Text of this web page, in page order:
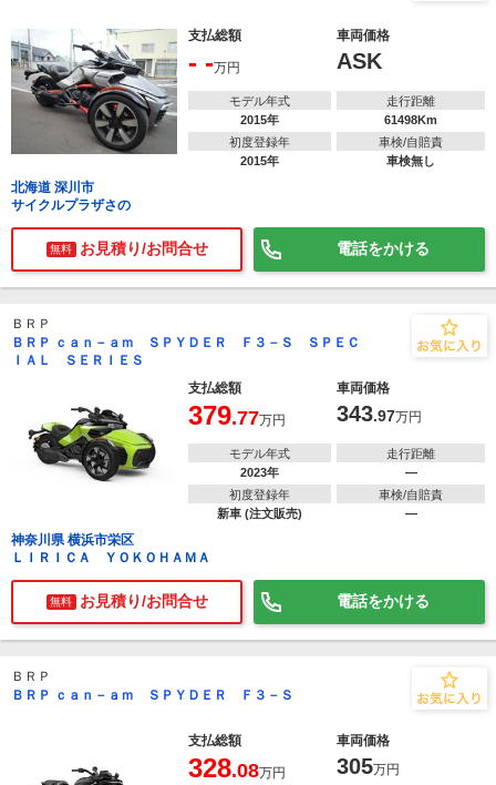
支払総額 車両価格
- -万円 ASK
モデル年式
2015年
走行距離
61498Km
初度登録年
2015年
車検/自賠責
車検無し
北海道 深川市
サイクルプラザさの
無料 お見積り/お問合せ 電話をかける
ＢＲＰ
ＢＲＰ ｃａｎ－ａｍ ＳＰＹＤＥＲ Ｆ３－Ｓ ＳＰＥＣ
ＩＡＬ ＳＥＲＩＥＳ
支払総額
車両価格
379.77万円 343.97万円
モデル年式
2023年
走行距離
―
初度登録年
新車 (注文販売)
車検/自賠責
―
神奈川県 横浜市栄区
ＬＩＲＩＣＡ ＹＯＫＯＨＡＭＡ
無料 お見積り/お問合せ 電話をかける
ＢＲＰ
ＢＲＰ ｃａｎ－ａｍ ＳＰＹＤＥＲ Ｆ３－Ｓ
支払総額 車両価格
328.08万円 305万円